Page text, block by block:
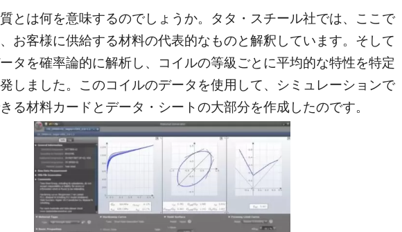
とは何を意味するのでしょうか。タタ・スチール社では、ここで
お客様に供給する材料の代表的なものと解釈しています。そして
タを確率論的に解析し、コイルの等級ごとに平均的な特性を特定
しました。このコイルのデータを使用して、シミュレーションで
る材料カードとデータ・シートの大部分を作成したのです。